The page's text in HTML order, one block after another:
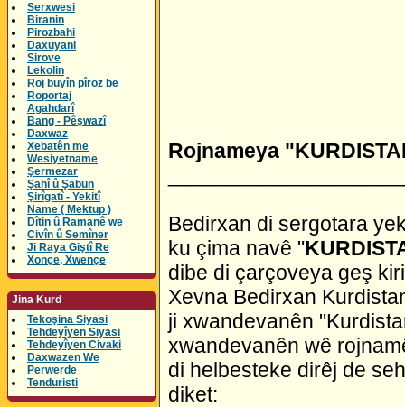
Serxwesi
Biranin
Pirozbahi
Daxuyani
Sirove
Lekolin
Roj buyîn pîroz be
Roportaj
Agahdarî
Bang - Pêşwazî
Daxwaz
Xebatên me
Wesiyetname
Şermezar
Şahî û Şabun
Şirîgatî - Yekitî
Name ( Mektup )
Dîtin û Ramanê we
Civîn û Semîner
Ji Raya Giştî Re
Xonçe, Xwençe
Jina Kurd
Tekoşina Siyasi
Tehdeyîyen Siyasi
Tehdeyîyen Civaki
Daxwazen We
Perwerde
Tenduristi
Rojnameya
Bedirxan di sergotara
ku çima navê "
dibe di çarçoveya geş
Xevna Bedirxan
ji xwandevanên
xwandevanên wê
di helbesteke dirêj de
diket: